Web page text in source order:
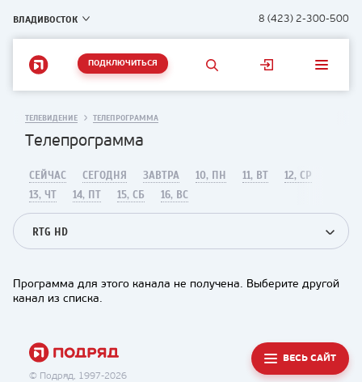
ВЛАДИВОСТОК 8 (423) 2-300-500
ПОДКЛЮЧИТЬСЯ
ТЕЛЕВИДЕНИЕ ТЕЛЕПРОГРАММА
Телепрограмма
СЕЙЧАС СЕГОДНЯ ЗАВТРА 10, ПН 11, ВТ
12, СР
13, ЧТ
14, ПТ 15, СБ 16, ВС
RTG HD
Программа для этого канала не получена. Выберите другой
канал из списка.
© Подряд, 1997-2026
ВЕСЬ САЙТ